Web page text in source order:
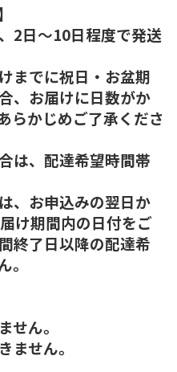
2日～10日程度で発送
までに祝日・お盆期
、お届けに日数がか
らかじめご了承くださ
は、配達希望時間帯
、お申込みの翌日か
け期間内の日付をご
終了日以降の配達希
。
ん。
せん。